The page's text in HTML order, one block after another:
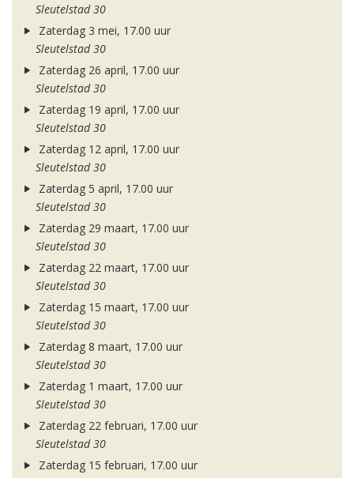
Sleutelstad 30
Zaterdag 3 mei, 17.00 uur
Sleutelstad 30
Zaterdag 26 april, 17.00 uur
Sleutelstad 30
Zaterdag 19 april, 17.00 uur
Sleutelstad 30
Zaterdag 12 april, 17.00 uur
Sleutelstad 30
Zaterdag 5 april, 17.00 uur
Sleutelstad 30
Zaterdag 29 maart, 17.00 uur
Sleutelstad 30
Zaterdag 22 maart, 17.00 uur
Sleutelstad 30
Zaterdag 15 maart, 17.00 uur
Sleutelstad 30
Zaterdag 8 maart, 17.00 uur
Sleutelstad 30
Zaterdag 1 maart, 17.00 uur
Sleutelstad 30
Zaterdag 22 februari, 17.00 uur
Sleutelstad 30
Zaterdag 15 februari, 17.00 uur